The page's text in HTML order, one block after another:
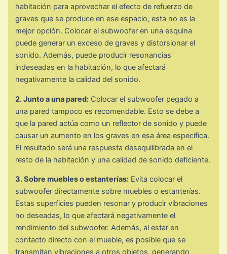
habitación para aprovechar el efecto de refuerzo de
graves que se produce en ese espacio, esta no es la
mejor opción. Colocar el subwoofer en una esquina
puede generar un exceso de graves y distorsionar el
sonido. Además, puede producir resonancias
indeseadas en la habitación, lo que afectará
negativamente la calidad del sonido.
2. Junto a una pared: Colocar el subwoofer pegado a
una pared tampoco es recomendable. Esto se debe a
que la pared actúa como un reflector de sonido y puede
causar un aumento en los graves en esa área específica.
El resultado será una respuesta desequilibrada en el
resto de la habitación y una calidad de sonido deficiente.
3. Sobre muebles o estanterías: Evita colocar el
subwoofer directamente sobre muebles o estanterías.
Estas superficies pueden resonar y producir vibraciones
no deseadas, lo que afectará negativamente el
rendimiento del subwoofer. Además, al estar en
contacto directo con el mueble, es posible que se
transmitan vibraciones a otros objetos, generando